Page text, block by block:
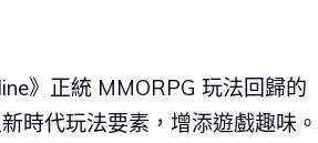
》正統 MMORPG 玩法回歸的
時代玩法要素，增添遊戲趣味